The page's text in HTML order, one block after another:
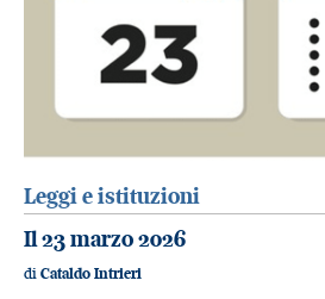
Leggi e istituzioni
Il 23 marzo 2026
di Cataldo Intrieri